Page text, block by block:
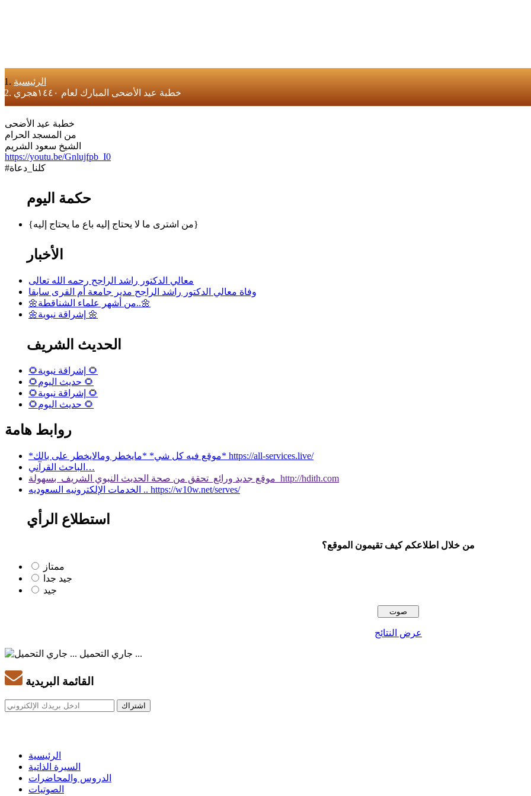
الرئيسية
خطبة عيد الأضحى المبارك لعام ١٤٤٠هجري
خطبة عيد الأضحى
من المسجد الحرام
الشيخ سعود الشريم
https://youtu.be/Gnlujfpb_I0
#كلنا_دعاة
حكمة اليوم
{من اشترى ما لا يحتاج إليه باع ما يحتاج إليه}
الأخبار
معالي الدكتور راشد الراجح رحمه الله تعالى
وفاة معالي الدكتور راشد الراجح مدير جامعة أم القرى سابقا
🌼من أشهر علماء الشناقطة..🌼
🌼إشراقة نبوية 🌼
الحديث الشريف
🌻إشراقة نبوية 🌻
🌻حديث اليوم 🌻
🌻إشراقة نبوية 🌻
🌻حديث اليوم 🌻
روابط هامة
*موقع فيه كل شي* *مايخطر ومالايخطر على بالك* https://all-services.live/
الباحث القرآني…
موقع جديد ورائع تحقق من صحة الحديث النبوي الشريف بسهولة http://hdith.com
الخدمات الإلكترونيه السعوديه .. https://w10w.net/serves/
استطلاع الرأي
من خلال اطلاعكم كيف تقيمون الموقع؟
ممتاز
جيد جدا
جيد
عرض النتائج
جاري التحميل ...
القائمة البريدية
الرئيسية
السيرة الذاتية
الدروس والمحاضرات
الصوتيات